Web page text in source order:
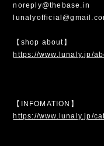
noreply@thebase.in
【shop about】
https://www.lunaly.jp/
【INFOMATION】
https://www.lunaly.jp/